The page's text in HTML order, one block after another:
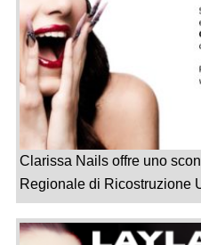
Clarissa Nails offre uno
Regionale di Ricostruzione